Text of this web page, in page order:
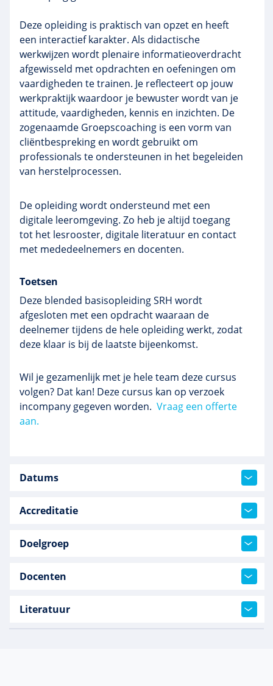
Deze opleiding is praktisch van opzet en heeft
een interactief karakter. Als didactische
werkwijzen wordt plenaire informatieoverdracht
afgewisseld met opdrachten en oefeningen om
vaardigheden te trainen. Je reflecteert op jouw
werkpraktijk waardoor je bewuster wordt van je
attitude, vaardigheden, kennis en inzichten. De
zogenaamde Groepscoaching is een vorm van
cliëntbespreking en wordt gebruikt om
professionals te ondersteunen in het begeleiden
van herstelprocessen.
De opleiding wordt ondersteund met een
digitale leeromgeving. Zo heb je altijd toegang
tot het lesrooster, digitale literatuur en contact
met mededeelnemers en docenten.
Toetsen
Deze blended basisopleiding SRH wordt
afgesloten met een opdracht waaraan de
deelnemer tijdens de hele opleiding werkt, zodat
deze klaar is bij de laatste bijeenkomst.
Wil je gezamenlijk met je hele team deze cursus
volgen? Dat kan! Deze cursus kan op verzoek
incompany gegeven worden. Vraag een offerte
aan.
Datums
Accreditatie
Doelgroep
Docenten
Literatuur